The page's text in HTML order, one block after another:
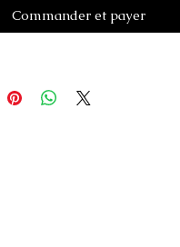
une pression sans
l'animal.
utilisé pour les types de poils
Commander et payer